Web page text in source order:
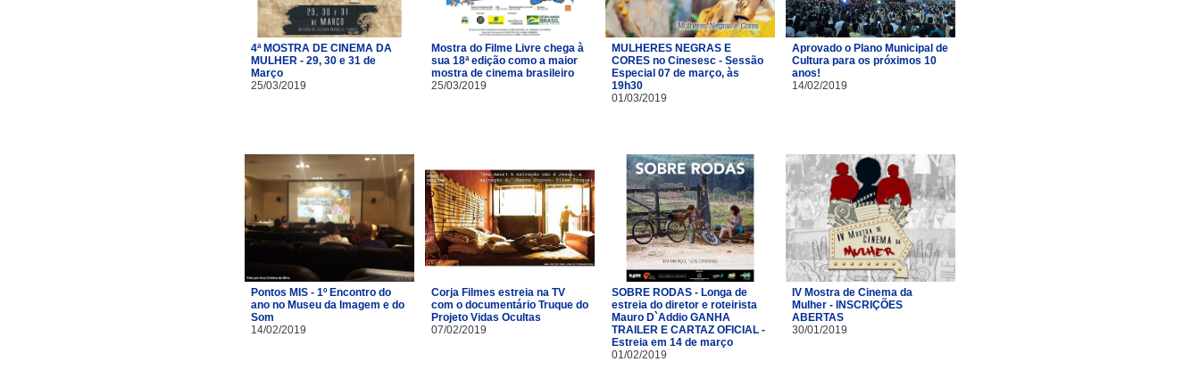
4ª MOSTRA DE CINEMA DA
MULHER - 29, 30 e 31 de
Março
25/03/2019
Mostra do Filme Livre chega à
sua 18ª edição como a maior
mostra de cinema brasileiro
25/03/2019
MULHERES NEGRAS E
CORES no Cinesesc - Sessão
Especial 07 de março, às
19h30
01/03/2019
Aprovado o Plano Municipal de
Cultura para os próximos 10
anos!
14/02/2019
Pontos MIS - 1º Encontro do
ano no Museu da Imagem e do
Som
14/02/2019
Corja Filmes estreia na TV
com o documentário Truque do
Projeto Vidas Ocultas
07/02/2019
SOBRE RODAS - Longa de
estreia do diretor e roteirista
Mauro D`Addio GANHA
TRAILER E CARTAZ OFICIAL -
Estreia em 14 de março
01/02/2019
IV Mostra de Cinema da
Mulher - INSCRIÇÕES
ABERTAS
30/01/2019